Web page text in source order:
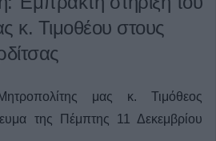
κ. Τιμοθέου στους
μας κ. Τιμόθεος
της Πέμπτης 11 Δεκεμβρίου